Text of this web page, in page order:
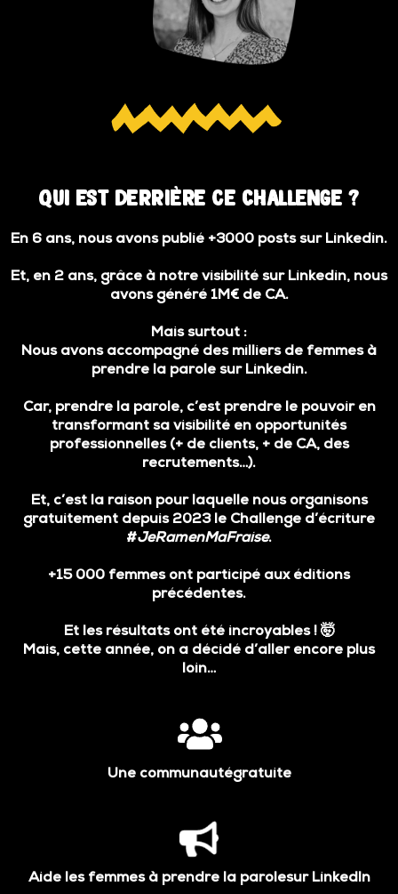
Qui est derrière ce Challenge ?
En 6 ans, nous avons publié +3000 posts sur Linkedin.
Et, en 2 ans, grâce à notre visibilité sur Linkedin, nous
avons généré 1M€ de CA.
Mais surtout :
Nous avons accompagné des milliers de femmes à
prendre la parole sur Linkedin.
Car, prendre la parole, c’est prendre le pouvoir en
transformant sa visibilité en opportunités
professionnelles (+ de clients, + de CA, des
recrutements…).
Et, c’est la raison pour laquelle nous organisons
gratuitement depuis 2023 le Challenge d’écriture
#JeRamenMaFraise.
+15 000 femmes ont participé aux éditions
précédentes.
Et les résultats ont été incroyables ! 🤯
Mais, cette année, on a décidé d’aller encore plus
loin…
Une communautégratuite
Aide les femmes à prendre la parolesur LinkedIn